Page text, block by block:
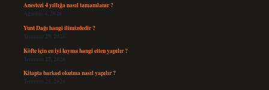
Anestezi 4 yıllığa nasıl tamamlanır ?
Ağustos 4, 2026
Yunt Dağı hangi ilimizdedir ?
Temmuz 29, 2026
Köfte için en iyi kıyma hangi etten yapılır ?
Temmuz 27, 2026
Kitapta barkod okutma nasıl yapılır ?
Temmuz 25, 2026